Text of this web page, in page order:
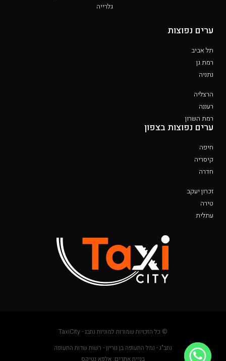
גלרייה
ערים נפוצות
תל אביב
רמת גן
נתניה
הרצליה
רעננה
רמת השרון
ערים נפוצות בצפון
חיפה
קיסריה
חדרה
זכרון יעקב
טירה
עתלית
© כל הזכויות שמורות למוניות נתבג - TaxiCity
נתב"ג - נמל התעופה בן גוריון - רשות שדות התעופה
בניית אתרים: אלפא נטיקס